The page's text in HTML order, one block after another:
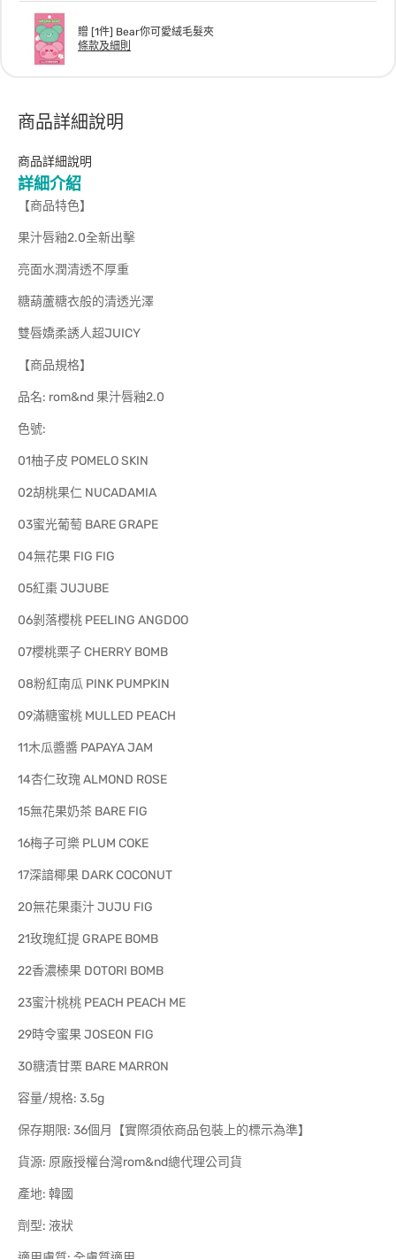
贈 [1件] Bear你可愛絨毛髮夾
條款及細則
商品詳細說明
商品詳細說明
詳細介紹
【商品特色】
果汁唇釉2.0全新出擊
亮面水潤清透不厚重
糖葫蘆糖衣般的清透光澤
雙唇嬌柔誘人超JUICY
【商品規格】
品名: rom&nd 果汁唇釉2.0
色號:
01柚子皮 POMELO SKIN
02胡桃果仁 NUCADAMIA
03蜜光葡萄 BARE GRAPE
04無花果 FIG FIG
05紅棗 JUJUBE
06剝落櫻桃 PEELING ANGDOO
07櫻桃栗子 CHERRY BOMB
08粉紅南瓜 PINK PUMPKIN
09滿糖蜜桃 MULLED PEACH
11木瓜醬醬 PAPAYA JAM
14杏仁玫瑰 ALMOND ROSE
15無花果奶茶 BARE FIG
16梅子可樂 PLUM COKE
17深諳椰果 DARK COCONUT
20無花果棗汁 JUJU FIG
21玫瑰紅提 GRAPE BOMB
22香濃榛果 DOTORI BOMB
23蜜汁桃桃 PEACH PEACH ME
29時令蜜果 JOSEON FIG
30糖漬甘栗 BARE MARRON
容量/規格: 3.5g
保存期限: 36個月【實際須依商品包裝上的標示為準】
貨源: 原廠授權台灣rom&nd總代理公司貨
產地: 韓國
劑型: 液狀